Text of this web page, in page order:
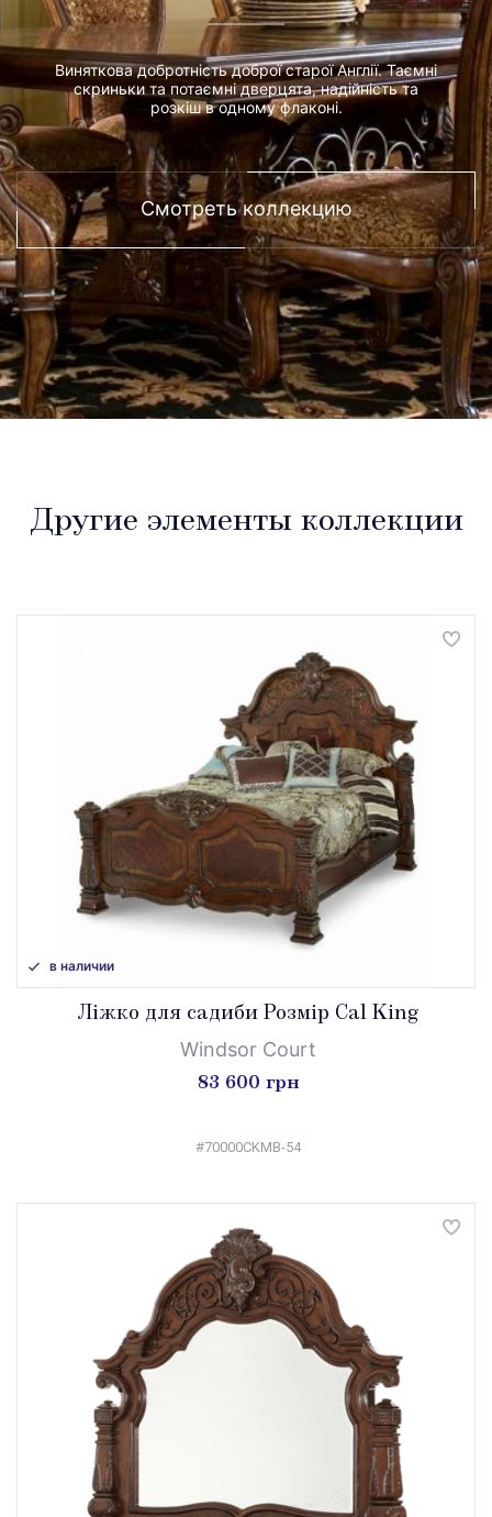
Виняткова добротність доброї старої Англії. Таємні
скриньки та потаємні дверцята, надійність та
розкіш в одному флаконі.
Смотреть коллекцию
Другие элементы коллекции
в наличии
Ліжко для садиби Розмір Cal King
Windsor Court
83 600 грн
#70000CKMB-54